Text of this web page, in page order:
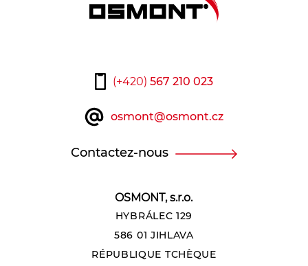
OSMONT, s.r.o.
HYBRÁLEC 129
586 01 JIHLAVA
RÉPUBLIQUE TCHÈQUE
(+420) 567 210 023
osmont@osmont.cz
Contactez-nous